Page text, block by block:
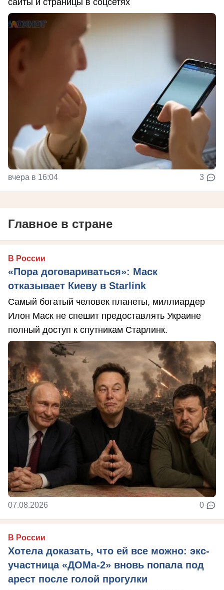
сайты и страницы в соцсетях
вчера в 16:04 3
Главное в стране
В России
«Пора договариваться»: Маск
отказывает Киеву в Starlink
Самый богатый человек планеты, миллиардер
Илон Маск не спешит предоставлять Украине
полный доступ к спутникам Старлинк.
07.08.2026 0
В России
Хотела доказать, что ей все можно: экс-
участница «ДОМа-2» вновь попала под
арест после голой прогулки